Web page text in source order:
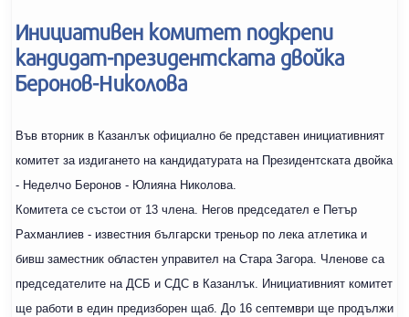
Инициативен комитет подкрепи
кандидат-президентската двойка
Беронов-Николова
Във вторник в Казанлък официално бе представен инициативният
комитет за издигането на кандидатурата на Президентската двойка
- Неделчо Беронов - Юлияна Николова.
Комитета се състои от 13 члена. Негов председател е Петър
Рахманлиев - известния български треньор по лека атлетика и
бивш заместник областен управител на Стара Загора. Членове са
председателите на ДСБ и СДС в Казанлък. Инициативният комитет
ще работи в един предизборен щаб. До 16 септември ще продължи